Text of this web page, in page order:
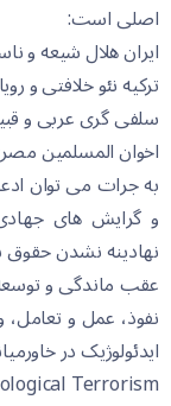
اصلی است:
ایران هلال شیعە و
ترکیە نئو خلافتی و
سلفی گری عربی و
اخوان المسلمین
بە جرات می توان
و گرایش های
نهادینە نشدن حقوق
عقب ماندگی و
نفوذ، عمل و
ایدئولوژیک در
Terrorism